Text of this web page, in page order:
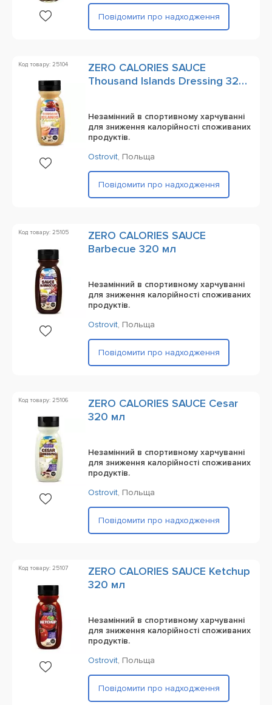
Повідомити про надходження
Код товару: 25104
ZERO CALORIES SAUCE
Thousand Islands Dressing 320
Незамінний в спортивному харчуванні
для зниження калорійності споживаних
продуктів.
Ostrovit, Польща
Повідомити про надходження
Код товару: 25105
ZERO CALORIES SAUCE
Barbecue 320 мл
Незамінний в спортивному харчуванні
для зниження калорійності споживаних
продуктів.
Ostrovit, Польща
Повідомити про надходження
Код товару: 25106
ZERO CALORIES SAUCE Cesar
320 мл
Незамінний в спортивному харчуванні
для зниження калорійності споживаних
продуктів.
Ostrovit, Польща
Повідомити про надходження
Код товару: 25107
ZERO CALORIES SAUCE Ketchup
320 мл
Незамінний в спортивному харчуванні
для зниження калорійності споживаних
продуктів.
Ostrovit, Польща
Повідомити про надходження